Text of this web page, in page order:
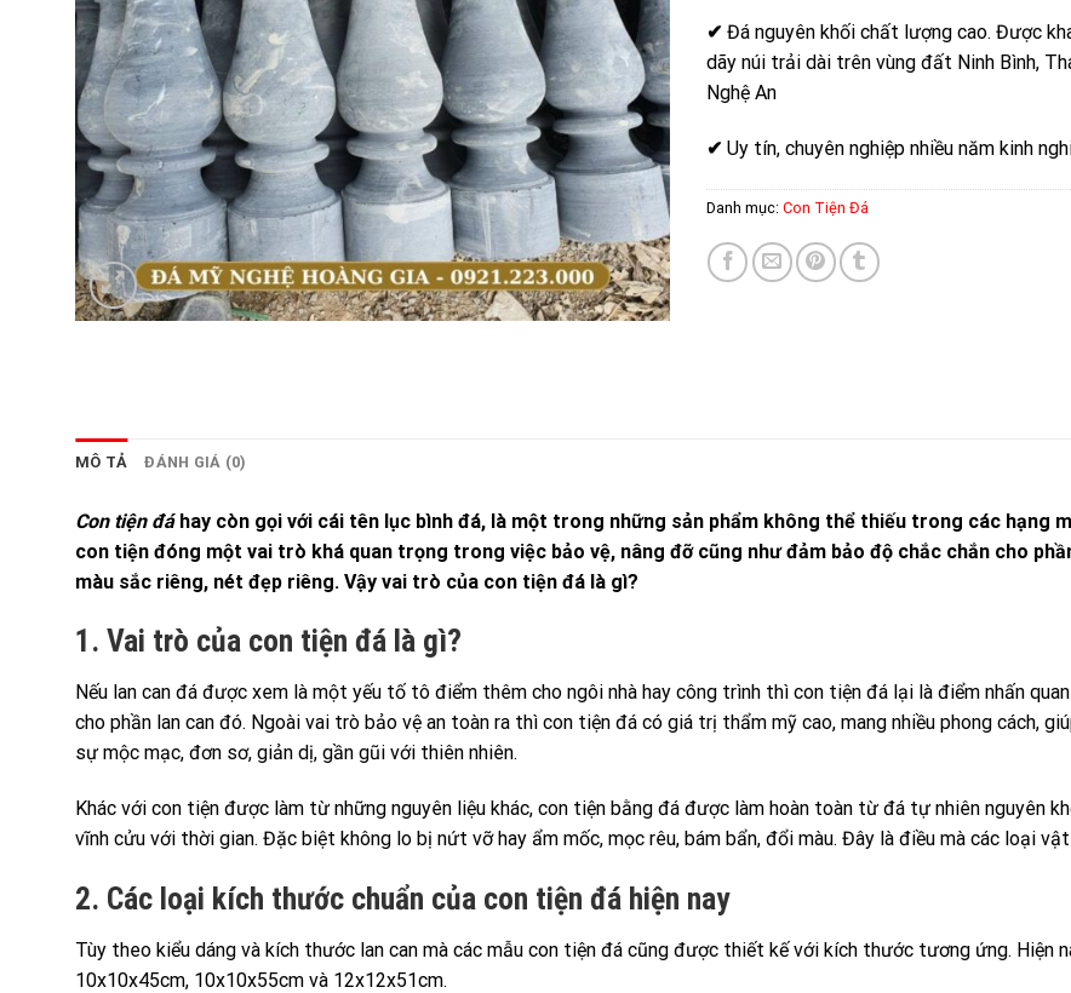
✔ Đá nguyên khối chất lượng cao. Được
dãy núi trải dài trên vùng đất Ninh Bình,
Nghệ An
✔ Uy tín, chuyên nghiệp nhiều năm kinh
Danh mục: Con Tiện Đá
MÔ TẢ ĐÁNH GIÁ (0)
Con tiện đáhay còn gọi với cái tên lục bình đá, là một trong những sản phẩm không thể thiếu trong các hạng
con tiện đóng một vai trò khá quan trọng trong việc bảo vệ, nâng đỡ cũng như đảm bảo độ chắc chắn cho
màu sắc riêng, nét đẹp riêng. Vậy vai trò của con tiện đá là gì?
1. Vai trò của con tiện đá là gì?
Nếu lan can đá được xem là một yếu tố tô điểm thêm cho ngôi nhà hay công trình thì con tiện đá lại là điểm nhấn
cho phần lan can đó. Ngoài vai trò bảo vệ an toàn ra thì con tiện đá có giá trị thẩm mỹ cao, mang nhiều phong cách,
sự mộc mạc, đơn sơ, giản dị, gần gũi với thiên nhiên.
Khác với con tiện được làm từ những nguyên liệu khác, con tiện bằng đá được làm hoàn toàn từ đá tự nhiên nguyên
vĩnh cửu với thời gian. Đặc biệt không lo bị nứt vỡ hay ẩm mốc, mọc rêu, bám bẩn, đổi màu. Đây là điều mà các loại
2. Các loại kích thước chuẩn của con tiện đá hiện nay
Tùy theo kiểu dáng và kích thước lan can mà các mẫu con tiện đá cũng được thiết kế với kích thước tương ứng. Hiện
10x10x45cm, 10x10x55cm và 12x12x51cm.